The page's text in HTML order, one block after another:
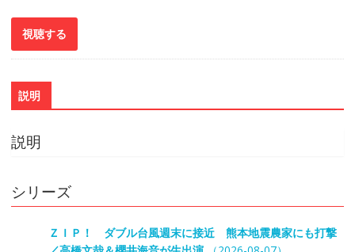
説明
説明
シリーズ
ＺＩＰ！ ダブル台風週末に接近 熊本地震農家にも打撃